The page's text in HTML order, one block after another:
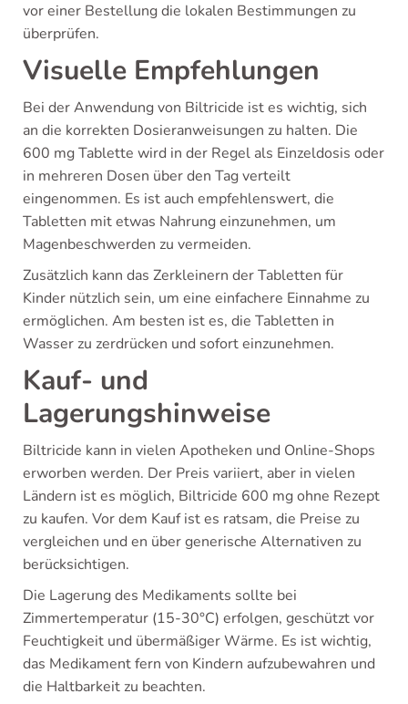
vor einer Bestellung die lokalen Bestimmungen zu
überprüfen.
Visuelle Empfehlungen
Bei der Anwendung von Biltricide ist es wichtig, sich
an die korrekten Dosieranweisungen zu halten. Die
600 mg Tablette wird in der Regel als Einzeldosis oder
in mehreren Dosen über den Tag verteilt
eingenommen. Es ist auch empfehlenswert, die
Tabletten mit etwas Nahrung einzunehmen, um
Magenbeschwerden zu vermeiden.
Zusätzlich kann das Zerkleinern der Tabletten für
Kinder nützlich sein, um eine einfachere Einnahme zu
ermöglichen. Am besten ist es, die Tabletten in
Wasser zu zerdrücken und sofort einzunehmen.
Kauf- und
Lagerungshinweise
Biltricide kann in vielen Apotheken und Online-Shops
erworben werden. Der Preis variiert, aber in vielen
Ländern ist es möglich, Biltricide 600 mg ohne Rezept
zu kaufen. Vor dem Kauf ist es ratsam, die Preise zu
vergleichen und en über generische Alternativen zu
berücksichtigen.
Die Lagerung des Medikaments sollte bei
Zimmertemperatur (15-30°C) erfolgen, geschützt vor
Feuchtigkeit und übermäßiger Wärme. Es ist wichtig,
das Medikament fern von Kindern aufzubewahren und
die Haltbarkeit zu beachten.